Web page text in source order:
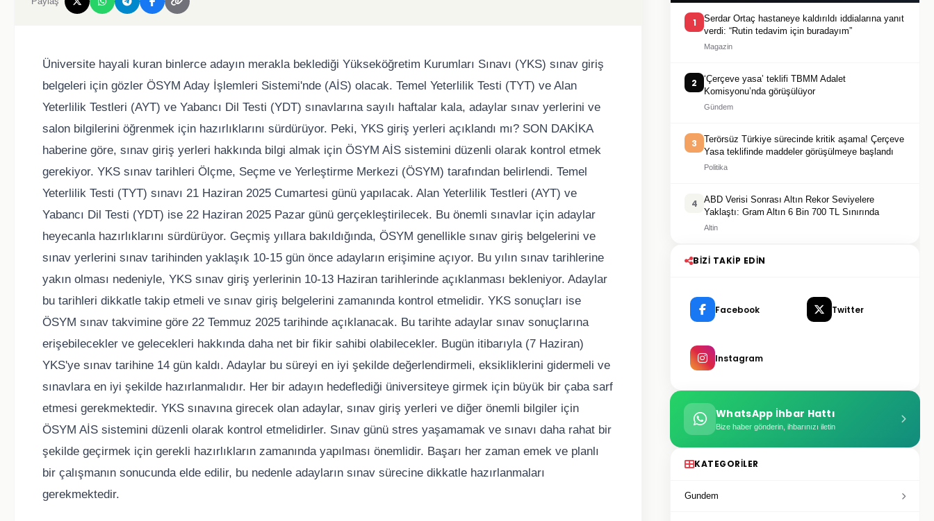
Üniversite hayali kuran binlerce adayın merakla beklediği Yükseköğretim Kurumları Sınavı (YKS) sınav giriş
belgeleri için gözler ÖSYM Aday İşlemleri Sistemi'nde (AİS) olacak. Temel Yeterlilik Testi (TYT) ve Alan
Yeterlilik Testleri (AYT) ve Yabancı Dil Testi (YDT) sınavlarına sayılı haftalar kala, adaylar sınav yerlerini ve
salon bilgilerini öğrenmek için hazırlıklarını sürdürüyor. Peki, YKS giriş yerleri açıklandı mı? SON DAKİKA
haberine göre, sınav giriş yerleri hakkında bilgi almak için ÖSYM AİS sistemini düzenli olarak kontrol etmek
gerekiyor. YKS sınav tarihleri Ölçme, Seçme ve Yerleştirme Merkezi (ÖSYM) tarafından belirlendi. Temel
Yeterlilik Testi (TYT) sınavı 21 Haziran 2025 Cumartesi günü yapılacak. Alan Yeterlilik Testleri (AYT) ve
Yabancı Dil Testi (YDT) ise 22 Haziran 2025 Pazar günü gerçekleştirilecek. Bu önemli sınavlar için adaylar
heyecanla hazırlıklarını sürdürüyor. Geçmiş yıllara bakıldığında, ÖSYM genellikle sınav giriş belgelerini ve
sınav yerlerini sınav tarihinden yaklaşık 10-15 gün önce adayların erişimine açıyor. Bu yılın sınav tarihlerine
yakın olması nedeniyle, YKS sınav giriş yerlerinin 10-13 Haziran tarihlerinde açıklanması bekleniyor. Adaylar
bu tarihleri dikkatle takip etmeli ve sınav giriş belgelerini zamanında kontrol etmelidir. YKS sonuçları ise
ÖSYM sınav takvimine göre 22 Temmuz 2025 tarihinde açıklanacak. Bu tarihte adaylar sınav sonuçlarına
erişebilecekler ve gelecekleri hakkında daha net bir fikir sahibi olabilecekler. Bugün itibarıyla (7 Haziran)
YKS'ye sınav tarihine 14 gün kaldı. Adaylar bu süreyi en iyi şekilde değerlendirmeli, eksikliklerini gidermeli ve
sınavlara en iyi şekilde hazırlanmalıdır. Her bir adayın hedeflediği üniversiteye girmek için büyük bir çaba sarf
etmesi gerekmektedir. YKS sınavına girecek olan adaylar, sınav giriş yerleri ve diğer önemli bilgiler için
ÖSYM AİS sistemini düzenli olarak kontrol etmelidirler. Sınav günü stres yaşamamak ve sınavı daha rahat bir
şekilde geçirmek için gerekli hazırlıkların zamanında yapılması önemlidir. Başarı her zaman emek ve planlı
bir çalışmanın sonucunda elde edilir, bu nedenle adayların sınav sürecine dikkatle hazırlanmaları
gerekmektedir.
1
Serdar Ortaç hastaneye kaldırıldı iddialarına yanıt
verdi: “Rutin tedavim için buradayım”
Magazin
2
‘Çerçeve yasa’ teklifi TBMM Adalet
Komisyonu’nda görüşülüyor
Gündem
3
Terörsüz Türkiye sürecinde kritik aşama! Çerçeve
Yasa teklifinde maddeler görüşülmeye başlandı
Politika
4
ABD Verisi Sonrası Altın Rekor Seviyelere
Yaklaştı: Gram Altın 6 Bin 700 TL Sınırında
Altin
BIZI TAKIP EDIN
Facebook Twitter
Instagram
WhatsApp İhbar Hattı
Bize haber gönderin, ihbarınızı iletin
KATEGORILER
Gundem